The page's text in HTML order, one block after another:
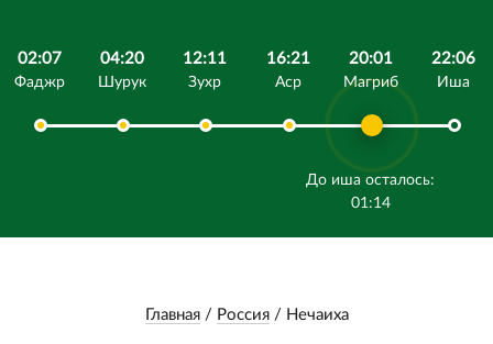
02:07
Фаджр
04:20
Шурук
12:11
Зухр
16:21
Аср
20:01
Магриб
До иша осталось:
01:14
22:06
Иша
Главная/ Россия/ Нечаиха